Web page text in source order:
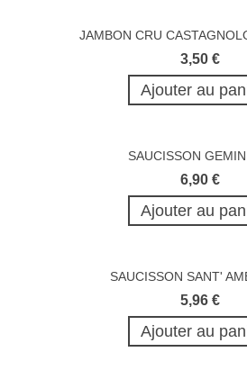
JAMBON CRU
3,50 €
Ajouter au
SAUCISSON
6,90 €
Ajouter au
SAUCISSON SANT'
5,96 €
Ajouter au